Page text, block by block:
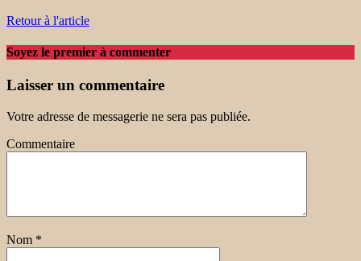
Retour à l'article
Soyez le premier à commenter
Laisser un commentaire
Votre adresse de messagerie ne sera pas publiée.
Commentaire
Nom *